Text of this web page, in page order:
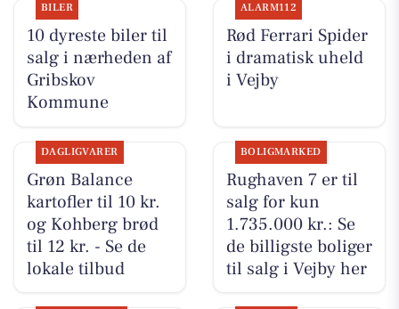
BILER
10 dyreste biler til
salg i nærheden af
Gribskov
Kommune
ALARM112
Rød Ferrari Spider
i dramatisk uheld
i Vejby
DAGLIGVARER
Grøn Balance
kartofler til 10 kr.
og Kohberg brød
til 12 kr. - Se de
lokale tilbud
BOLIGMARKED
Rughaven 7 er til
salg for kun
1.735.000 kr.: Se
de billigste boliger
til salg i Vejby her